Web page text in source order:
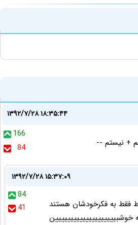
۱۳۹۲/۷/۲۸ ۱۸:۳۵:۴۴
166
84
+ نیستم --
۱۳۹۲/۷/۲۸ ۱۵:۳۷:۰۹
84
41
فقط به فکرخودشان هستند
خوشبیییییییییییییییییییین